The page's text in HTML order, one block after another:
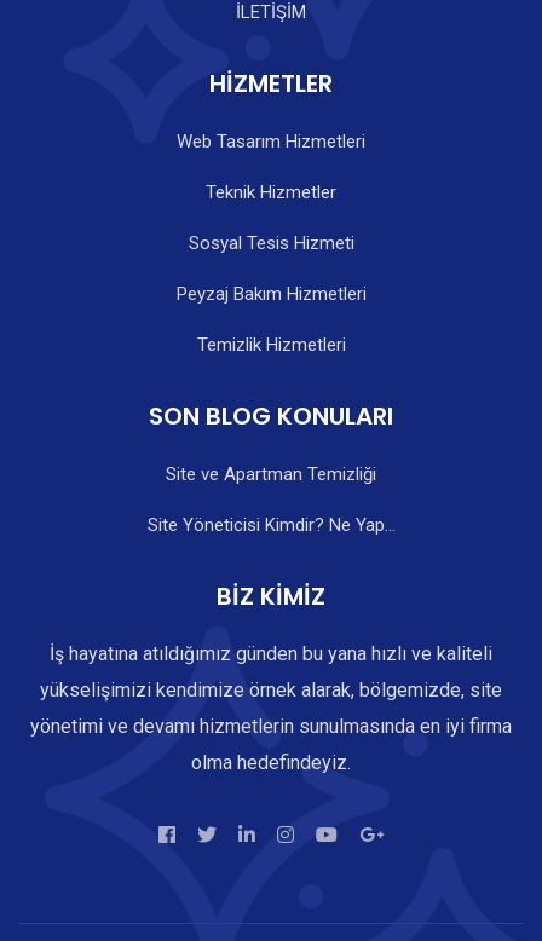
İLETİŞİM
HİZMETLER
Web Tasarım Hizmetleri
Teknik Hizmetler
Sosyal Tesis Hizmeti
Peyzaj Bakım Hizmetleri
Temizlik Hizmetleri
SON BLOG KONULARI
Site ve Apartman Temizliği
Site Yöneticisi Kimdir? Ne Yap...
BİZ KİMİZ
İş hayatına atıldığımız günden bu yana hızlı ve kaliteli
yükselişimizi kendimize örnek alarak, bölgemizde, site
yönetimi ve devamı hizmetlerin sunulmasında en iyi firma
olma hedefindeyiz.